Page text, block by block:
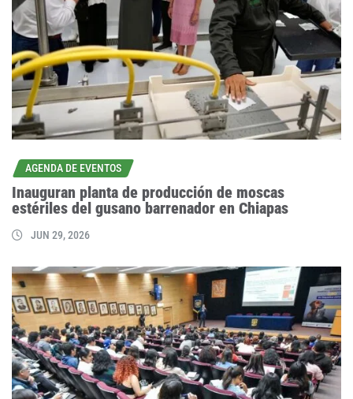
AGENDA DE EVENTOS
Inauguran planta de producción de moscas
estériles del gusano barrenador en Chiapas
JUN 29, 2026